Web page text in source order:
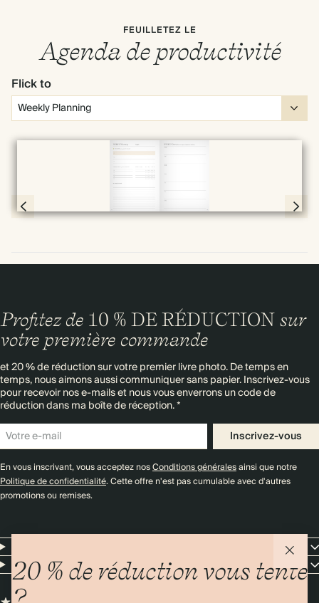
FEUILLETEZ LE
Agenda de productivité
Flick to
Plein écran
Page 30 & 31 of 192
20 % de réduction vous tente
Profitez de 10 % DE RÉDUCTION sur
votre première commande
et 20 % de réduction sur votre premier livre photo. De temps en
temps, nous aimons aussi communiquer sans papier. Inscrivez-vous
pour recevoir nos e-mails et nous vous enverrons un code de
réduction dans ma boîte de réception. *
Inscrivez-vous
En vous inscrivant, vous acceptez nosConditions généralesainsi que notre
Politique de confidentialité. Cette offre n'est pas cumulable avec d'autres
promotions ou remises.
Entreprise